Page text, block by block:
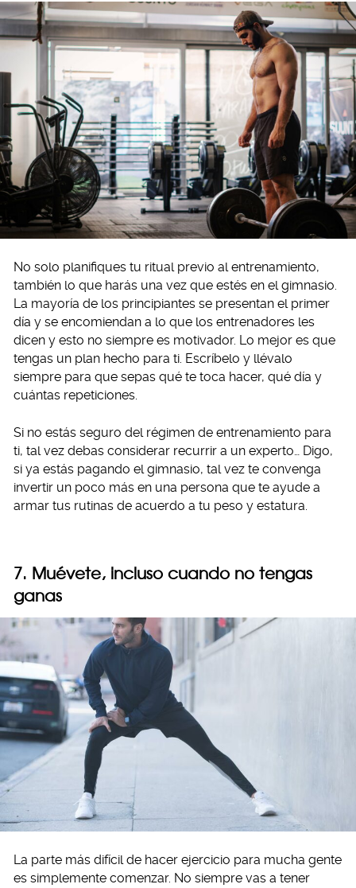
No solo planifiques tu ritual previo al entrenamiento,
también lo que harás una vez que estés en el gimnasio.
La mayoría de los principiantes se presentan el primer
día y se encomiendan a lo que los entrenadores les
dicen y esto no siempre es motivador. Lo mejor es que
tengas un plan hecho para ti. Escríbelo y llévalo
siempre para que sepas qué te toca hacer, qué día y
cuántas repeticiones.
Si no estás seguro del régimen de entrenamiento para
ti, tal vez debas considerar recurrir a un experto… Digo,
si ya estás pagando el gimnasio, tal vez te convenga
invertir un poco más en una persona que te ayude a
armar tus rutinas de acuerdo a tu peso y estatura.
7. Muévete, incluso cuando no tengas
ganas
La parte más difícil de hacer ejercicio para mucha gente
es simplemente comenzar. No siempre vas a tener